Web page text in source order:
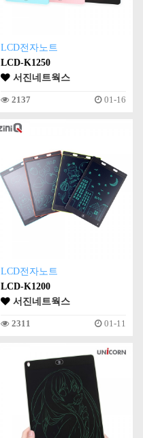
LCD전자노트
LCD-K1250
서진네트웍스
2137 01-16
LCD전자노트
LCD-K1200
서진네트웍스
2311 01-11